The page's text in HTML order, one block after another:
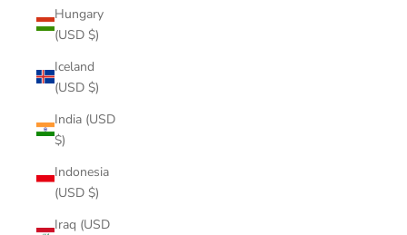
Hungary
(USD $)
Iceland
(USD $)
India (USD
$)
Indonesia
(USD $)
Iraq (USD